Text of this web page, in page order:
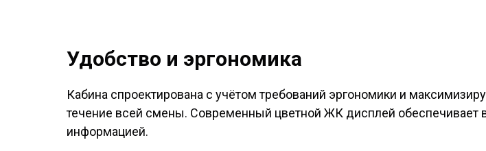
Удобство и эргономика
Кабина спроектирована с учётом требований эргономики и
течение всей смены. Современный цветной ЖК дисплей обеспечивает
информацией.